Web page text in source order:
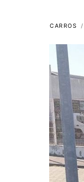
CARROS